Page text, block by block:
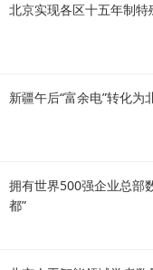
北京实现各区十五年制
新疆午后“富余电”转化为
拥有世界500强企业总部
都”